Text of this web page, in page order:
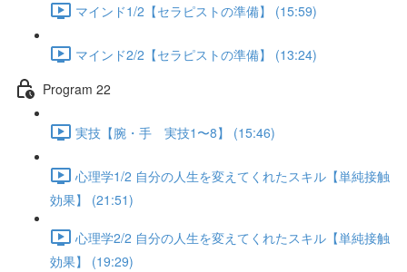
マインド1/2【セラピストの準備】 (15:59)
マインド2/2【セラピストの準備】 (13:24)
Program 22
実技【腕・手 実技1〜8】 (15:46)
心理学1/2 自分の人生を変えてくれたスキル【単純接触
効果】 (21:51)
心理学2/2 自分の人生を変えてくれたスキル【単純接触
効果】 (19:29)